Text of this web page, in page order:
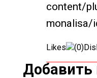
Likes (0)